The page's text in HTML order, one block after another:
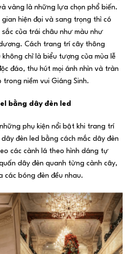
vàng là những lựa chọn phổ biến.
gian hiện đại và sang trọng thì có
của trái châu như màu như
Cách trang trí cây thông
chỉ là biểu tượng của mùa lễ
đáo, thu hút mọi ánh nhìn và tràn
niềm vui Giáng Sinh.
bằng dây đèn led
phụ kiện nổi bật khi trang trí
đèn led bằng cách mắc dây đèn
các cành lá theo hình dáng tự
dây đèn quanh từng cành cây,
các bóng đèn đều nhau.